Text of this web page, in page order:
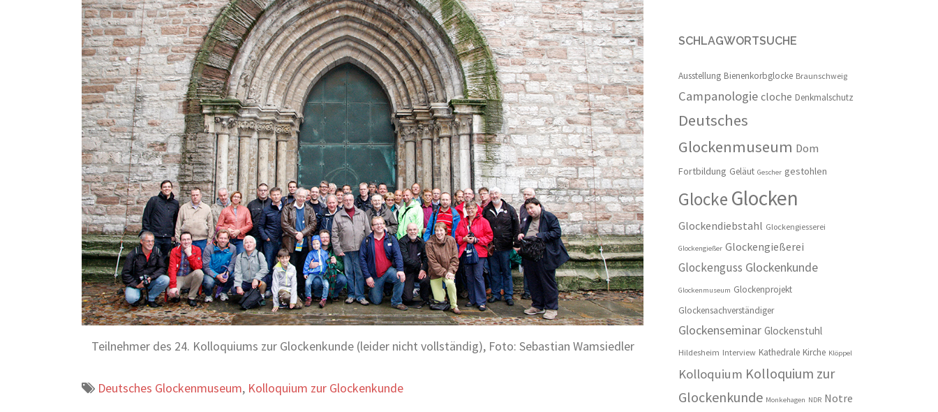
Teilnehmer des 24. Kolloquiums zur Glockenkunde (leider nicht vollständig), Foto: Sebastian Wamsiedler
Deutsches Glockenmuseum, Kolloquium zur Glockenkunde
SCHLAGWORTSUCHE
Ausstellung Bienenkorbglocke Braunschweig
Campanologie cloche Denkmalschutz
Deutsches
Glockenmuseum Dom
Fortbildung Geläut Gescher gestohlen
Glocke Glocken
Glockendiebstahl Glockengiesserei
Glockengießer Glockengießerei
Glockenguss Glockenkunde
Glockenmuseum Glockenprojekt
Glockensachverständiger
Glockenseminar Glockenstuhl
Hildesheim Interview Kathedrale Kirche Klöppel
Kolloquium Kolloquium zur
Glockenkunde Monkehagen NDR Notre